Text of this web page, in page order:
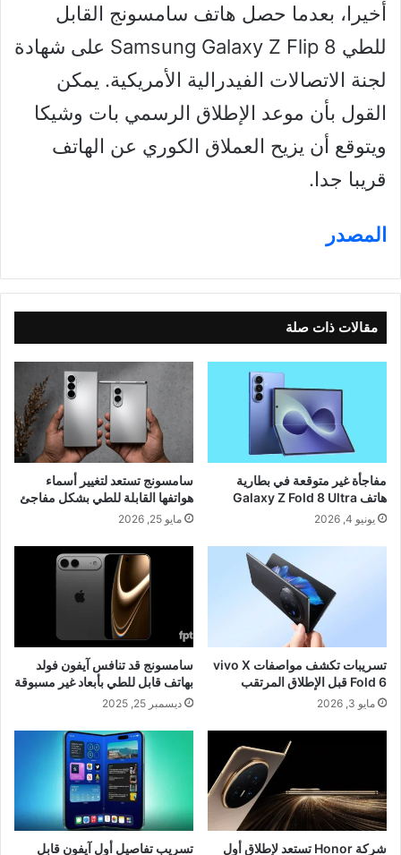
أخيرا، بعدما حصل هاتف سامسونج القابل
للطي Samsung Galaxy Z Flip 8 على شهادة
لجنة الاتصالات الفيدرالية الأمريكية. يمكن
القول بأن موعد الإطلاق الرسمي بات وشيكا
ويتوقع أن يزيح العملاق الكوري عن الهاتف
قريبا جدا.
المصدر
مقالات ذات صلة
مفاجأة غير متوقعة في بطارية
هاتف Galaxy Z Fold 8 Ultra
يونيو 4, 2026
سامسونج تستعد لتغيير أسماء
هواتفها القابلة للطي بشكل مفاجئ
مايو 25, 2026
تسريبات تكشف مواصفات vivo X
Fold 6 قبل الإطلاق المرتقب
مايو 3, 2026
سامسونج قد تنافس آيفون فولد
بهاتف قابل للطي بأبعاد غير مسبوقة
ديسمبر 25, 2025
شركة Honor تستعد لإطلاق أول تسريب تفاصيل أول آيفون قابل